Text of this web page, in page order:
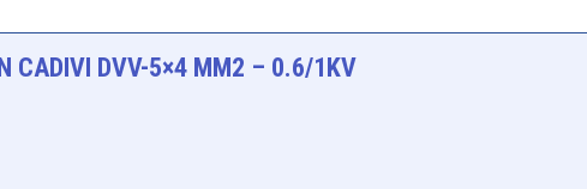
CADIVI DVV-5×4 MM2 – 0.6/1KV